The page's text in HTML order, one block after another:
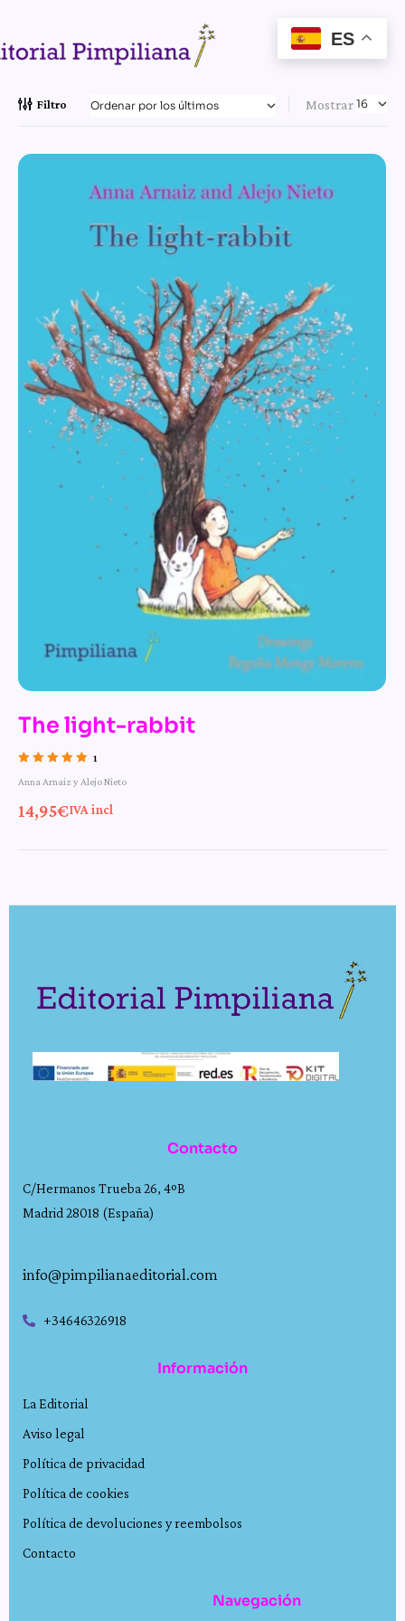
Filtro Mostrar
The light-rabbit
1
Anna Arnaiz y Alejo Nieto
14,95€IVA incl
Contacto
C/Hermanos Trueba 26, 4ºB
Madrid 28018 (España)
info@pimpilianaeditorial.com
+34646326918
Información
La Editorial
Aviso legal
Política de privacidad
Política de cookies
Política de devoluciones y reembolsos
Contacto
Navegación
ES